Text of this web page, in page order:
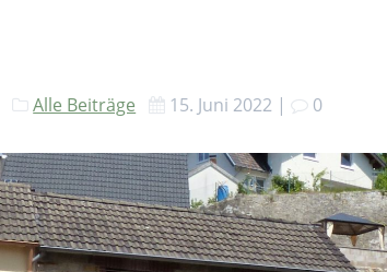
Alle Beiträge 15. Juni 2022 | 0